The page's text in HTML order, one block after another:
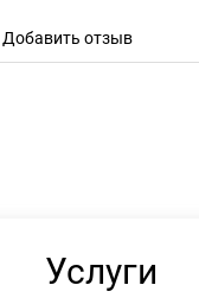
Добавить отзыв
Услуги